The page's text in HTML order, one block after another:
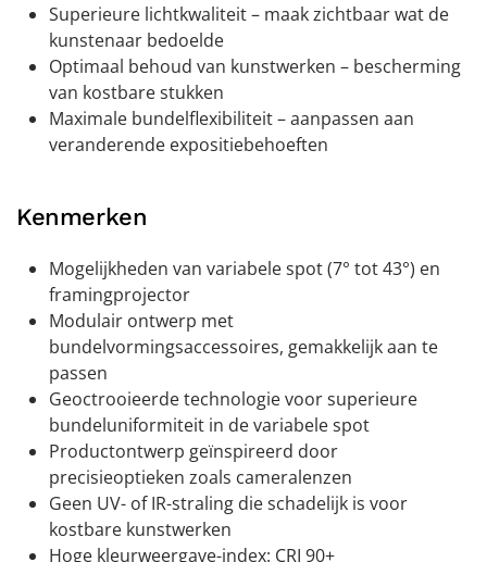
Superieure lichtkwaliteit – maak zichtbaar wat de
kunstenaar bedoelde
Optimaal behoud van kunstwerken – bescherming
van kostbare stukken
Maximale bundelflexibiliteit – aanpassen aan
veranderende expositiebehoeften
Kenmerken
Mogelijkheden van variabele spot (7° tot 43°) en
framingprojector
Modulair ontwerp met
bundelvormingsaccessoires, gemakkelijk aan te
passen
Geoctrooieerde technologie voor superieure
bundeluniformiteit in de variabele spot
Productontwerp geïnspireerd door
precisieoptieken zoals cameralenzen
Geen UV- of IR-straling die schadelijk is voor
kostbare kunstwerken
Hoge kleurweergave-index: CRI 90+